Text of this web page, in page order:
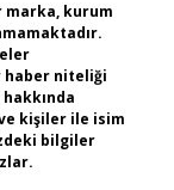
kurum
haber niteliği
kişiler ile isim
bilgiler